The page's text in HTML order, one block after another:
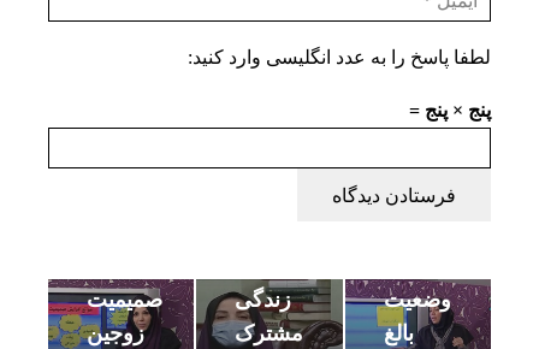
لطفا پاسخ را به عدد انگلیسی وارد کنید:
پنج × پنج =
فرستادن دیدگاه
وضعیت
بالغ
انتظارات
زندگی
مشترک
صمیمیت
زوجین